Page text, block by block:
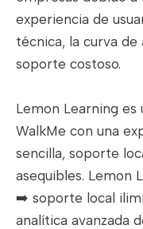
experiencia de
técnica, la curva
soporte costoso.
Lemon Learning es
WalkMe con una
sencilla, soporte
asequibles. Lemon
➡️ soporte local
analítica avanzada